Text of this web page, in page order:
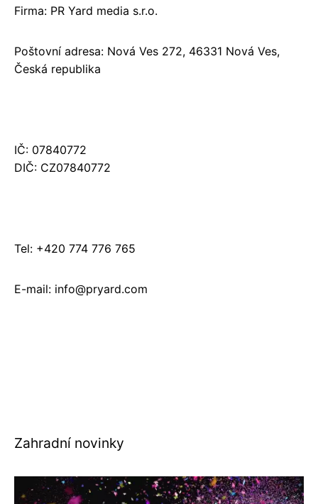
Firma: PR Yard media s.r.o.
Poštovní adresa: Nová Ves 272, 46331 Nová Ves,
Česká republika
IČ: 07840772
DIČ: CZ07840772
Tel: +420 774 776 765
E-mail: info@pryard.com
Zahradní novinky